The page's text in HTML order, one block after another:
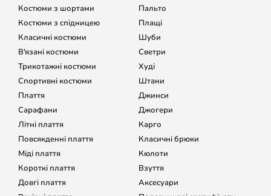
Костюми з шортами
Костюми з спідницею
Класичні костюми
В'язані костюми
Трикотажні костюми
Спортивні костюми
Плаття
Сарафани
Літні плаття
Повсякденні плаття
Міді плаття
Короткі плаття
Довгі плаття
Пальто
Плащі
Шуби
Светри
Худі
Штани
Джинси
Джогери
Карго
Класичні брюки
Кюлоти
Взуття
Аксесуари